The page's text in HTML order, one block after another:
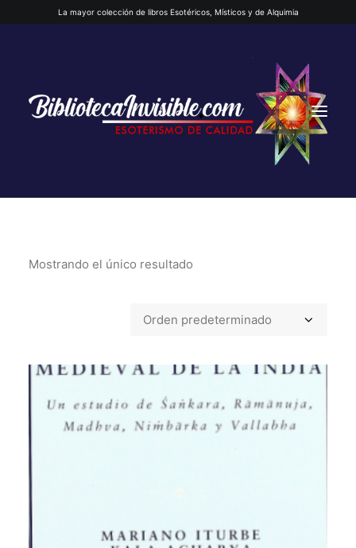
La mayor colección de libros Esotéricos, Místicos y de Alquimia
INICIO
Mostrando el único resultado